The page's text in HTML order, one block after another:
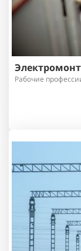
Рабочие